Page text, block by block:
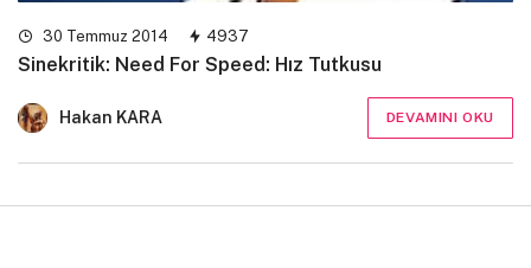
30 Temmuz 2014 4937
Sinekritik: Need For Speed: Hız Tutkusu
Hakan KARA DEVAMINI OKU